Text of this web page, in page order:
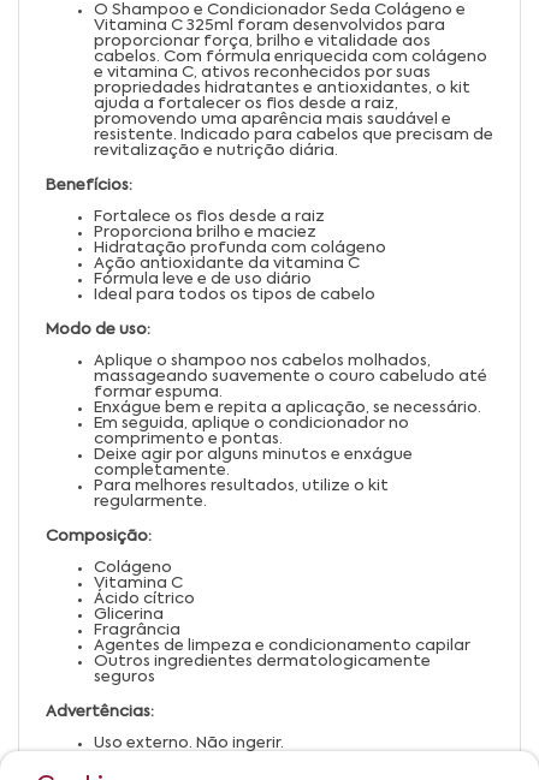
O Shampoo e Condicionador Seda Colágeno e
Vitamina C 325ml foram desenvolvidos para
proporcionar força, brilho e vitalidade aos
cabelos. Com fórmula enriquecida com colágeno
e vitamina C, ativos reconhecidos por suas
propriedades hidratantes e antioxidantes, o kit
ajuda a fortalecer os fios desde a raiz,
promovendo uma aparência mais saudável e
resistente. Indicado para cabelos que precisam de
revitalização e nutrição diária.
Benefícios:
Fortalece os fios desde a raiz
Proporciona brilho e maciez
Hidratação profunda com colágeno
Ação antioxidante da vitamina C
Fórmula leve e de uso diário
Ideal para todos os tipos de cabelo
Modo de uso:
Aplique o shampoo nos cabelos molhados,
massageando suavemente o couro cabeludo até
formar espuma.
Enxágue bem e repita a aplicação, se necessário.
Em seguida, aplique o condicionador no
comprimento e pontas.
Deixe agir por alguns minutos e enxágue
completamente.
Para melhores resultados, utilize o kit
regularmente.
Composição:
Colágeno
Vitamina C
Ácido cítrico
Glicerina
Fragrância
Agentes de limpeza e condicionamento capilar
Outros ingredientes dermatologicamente
seguros
Advertências:
Uso externo. Não ingerir.
enxágue abundantemente com água.